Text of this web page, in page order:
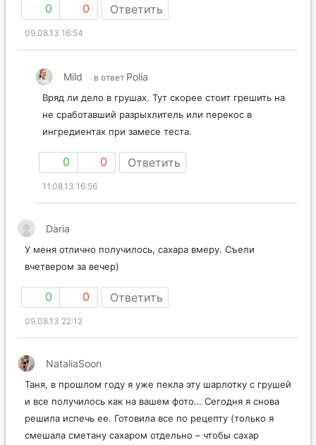
0 0 Ответить
09.08.13 16:54
Mild в ответ Polia
Вряд ли дело в грушах. Тут скорее стоит грешить на
не сработавший разрыхлитель или перекос в
ингредиентах при замесе теста.
0 0 Ответить
11.08.13 16:56
Daria
У меня отлично получилось, сахара вмеру. Съели
вчетвером за вечер)
0 0 Ответить
09.08.13 22:12
NataliaSoon
Таня, в прошлом году я уже пекла эту шарлотку с грушей
и все получилось как на вашем фото… Сегодня я снова
решила испечь ее. Готовила все по рецепту (только я
смешала сметану сахаром отдельно – чтобы сахар